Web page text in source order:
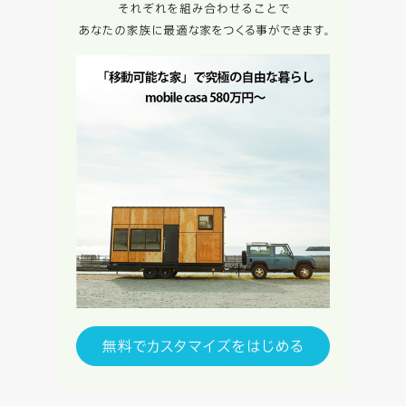
律上の請求原因の如何を問わず賠償の責任を負わないものと
します。
の間で生じた紛争等について一切責任を負わないものとしま
キャンセル